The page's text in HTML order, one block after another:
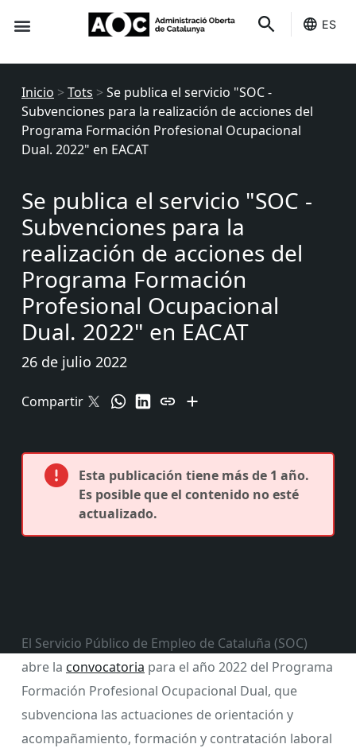
ES
Inicio >Tots >Se publica el servicio "SOC -
Subvenciones para la realización de acciones del
Programa Formación Profesional Ocupacional
Dual. 2022" en EACAT
Se publica el servicio "SOC -
Subvenciones para la
realización de acciones del
Programa Formación
Profesional Ocupacional
Dual. 2022" en EACAT
26 de julio 2022
Compartir
Esta publicación tiene más de 1 año.
Es posible que el contenido no esté
actualizado.
El Servicio Público de Empleo de Cataluña (SOC)
abre la convocatoria para el año 2022 del Programa
Formación Profesional Ocupacional Dual, que
subvenciona las actuaciones de orientación y
acompañamiento, formación y contratación laboral